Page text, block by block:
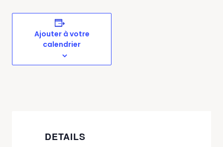
Ajouter à votre
calendrier
DETAILS